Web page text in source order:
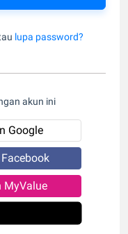
lupa password?
akun ini
Google
MyValue